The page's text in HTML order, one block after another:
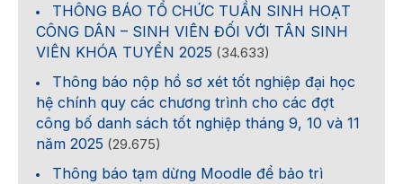
THÔNG BÁO TỔ CHỨC TUẦN SINH HOẠT
CÔNG DÂN – SINH VIÊN ĐỐI VỚI TÂN SINH
VIÊN KHÓA TUYỂN 2025 (34.633)
Thông báo nộp hồ sơ xét tốt nghiệp đại học
hệ chính quy các chương trình cho các đợt
công bố danh sách tốt nghiệp tháng 9, 10 và 11
năm 2025 (29.675)
Thông báo tạm dừng Moodle để bảo trì